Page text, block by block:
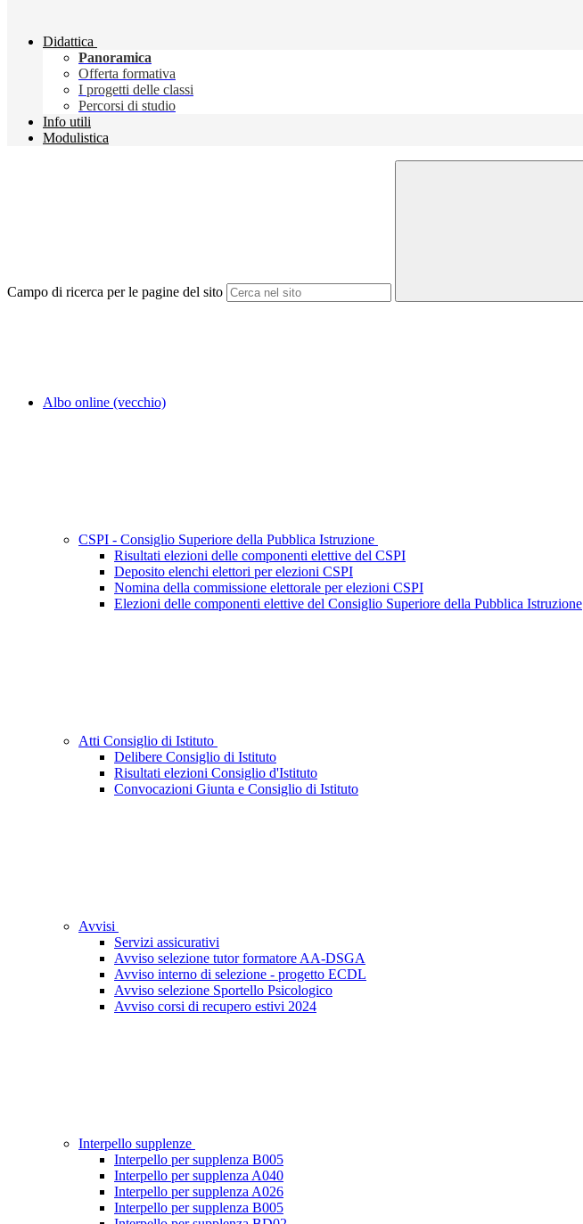
Didattica
Panoramica
Offerta formativa
I progetti delle classi
Percorsi di studio
Info utili
Modulistica
Campo di ricerca per le pagine del sito
Albo online (vecchio)
CSPI - Consiglio Superiore della Pubblica Istruzione
Risultati elezioni delle componenti elettive del CSPI
Deposito elenchi elettori per elezioni CSPI
Nomina della commissione elettorale per elezioni CSPI
Elezioni delle componenti elettive del Consiglio Superiore della Pubblica Istruzione
Atti Consiglio di Istituto
Delibere Consiglio di Istituto
Risultati elezioni Consiglio d'Istituto
Convocazioni Giunta e Consiglio di Istituto
Avvisi
Servizi assicurativi
Avviso selezione tutor formatore AA-DSGA
Avviso interno di selezione - progetto ECDL
Avviso selezione Sportello Psicologico
Avviso corsi di recupero estivi 2024
Interpello supplenze
Interpello per supplenza B005
Interpello per supplenza A040
Interpello per supplenza A026
Interpello per supplenza B005